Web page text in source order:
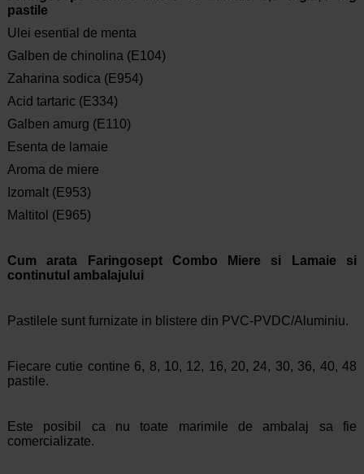
pastile
Ulei esential de menta
Galben de chinolina (E104)
Zaharina sodica (E954)
Acid tartaric (E334)
Galben amurg (E110)
Esenta de lamaie
Aroma de miere
Izomalt (E953)
Maltitol (E965)
Cum arata Faringosept Combo Miere si Lamaie si
continutul ambalajului
Pastilele sunt furnizate in blistere din PVC-PVDC/Aluminiu.
Fiecare cutie contine 6, 8, 10, 12, 16, 20, 24, 30, 36, 40, 48
pastile.
Este posibil ca nu toate marimile de ambalaj sa fie
comercializate.